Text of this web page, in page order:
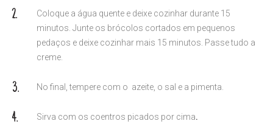
Coloque a água quente e deixe cozinhar durante 15
minutos. Junte os brócolos cortados em pequenos
pedaços e deixe cozinhar mais 15 minutos. Passe tudo a
creme.
No final, tempere com o azeite, o sal e a pimenta.
Sirva com os coentros picados por cima.